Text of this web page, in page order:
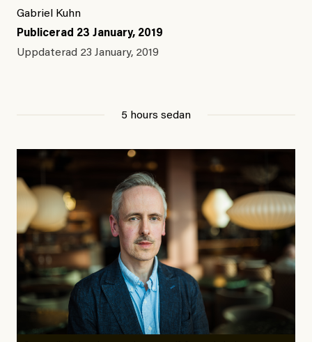
Gabriel Kuhn
Publicerad 23 January, 2019
Uppdaterad 23 January, 2019
5 hours sedan